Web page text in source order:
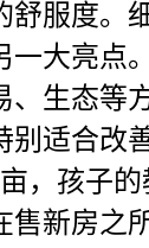
舒服度。
一大亮点
、生态等
别适合改
，孩子
售新房之